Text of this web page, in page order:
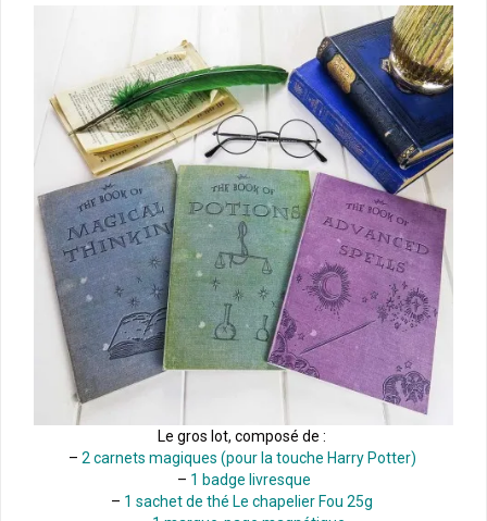
Le gros lot, composé de :
– 2 carnets magiques (pour la touche Harry Potter)
– 1 badge livresque
– 1 sachet de thé Le chapelier Fou 25g